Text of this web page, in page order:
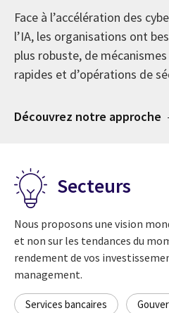
refonte
La recherche La voix de nos
organisations vont au-delà
résultats d’affaires
l’IA
Optimiser les activités,
accroître la capacité
about
Face à l’accélération des
l’IA, les organisations ont
plus robuste, de
rapides et d’opérations de
Découvrez notre approche
importantes entreprises de
technologie de l’information
au monde. En soulignant nos
nous célébrons une histoire
toujours tournée vers l’avenir.
Secteurs
Nous proposons une vision
et non sur les tendances du
rendement de vos
management.
Services bancaires